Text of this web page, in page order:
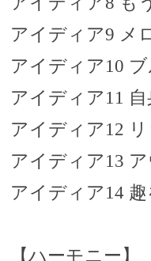
アイディア9 メ
アイディア10
アイディア11
アイディア12
アイディア13
アイディア14
【ハーモニー】